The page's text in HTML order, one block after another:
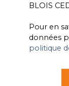
BLOIS
Pour en
données
politique